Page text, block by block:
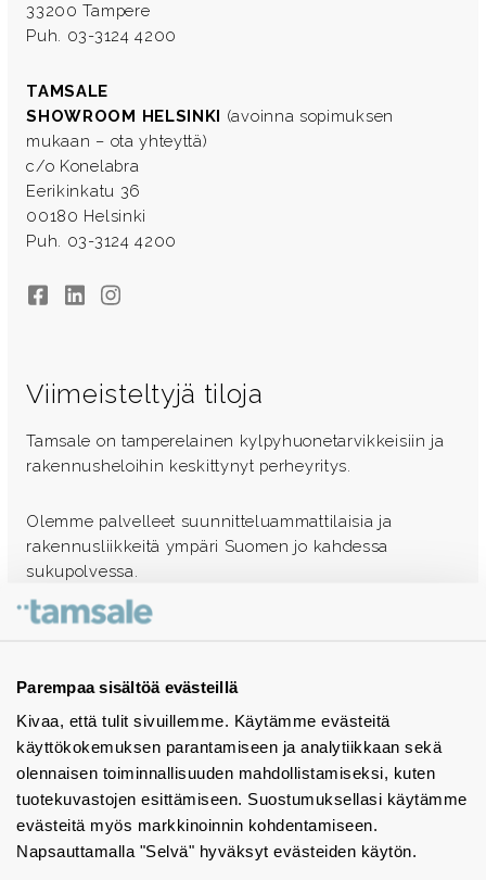
Parempaa sisältöä evästeillä
Kivaa, että tulit sivuillemme. Käytämme evästeitä
käyttökokemuksen parantamiseen ja analytiikkaan sekä
olennaisen toiminnallisuuden mahdollistamiseksi, kuten
tuotekuvastojen esittämiseen. Suostumuksellasi käytämme
evästeitä myös markkinoinnin kohdentamiseen.
Napsauttamalla "Selvä" hyväksyt evästeiden käytön.
33200 Tampere
Puh. 03-3124 4200
TAMSALE
SHOWROOM HELSINKI (avoinna sopimuksen
mukaan – ota yhteyttä)
c/o Konelabra
Eerikinkatu 36
00180 Helsinki
Puh. 03-3124 4200
FacebookLinkedInInstagram
Viimeisteltyjä tiloja
Tamsale on tamperelainen kylpyhuonetarvikkeisiin ja
rakennusheloihin keskittynyt perheyritys.
Olemme palvelleet suunnitteluammattilaisia ja
rakennusliikkeitä ympäri Suomen jo kahdessa
sukupolvessa.
Ota yhteyttä - autamme mielellämme
Tuotekuvastot
Instagram
BIM-objektit
Yhteystiedot
Tiedotteet